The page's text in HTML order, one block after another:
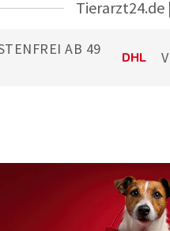
AB 49